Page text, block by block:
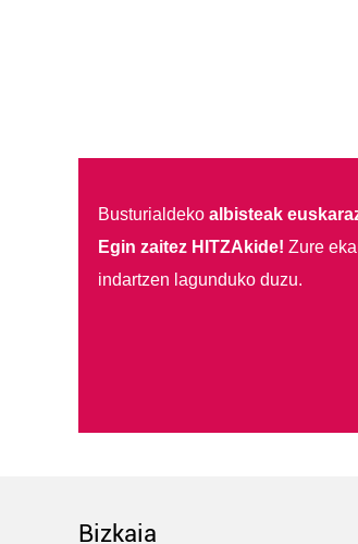
Busturialdeko albisteak
Egin zaitez HITZAkide! Zure
indartzen lagunduko duzu.
Bizkaia